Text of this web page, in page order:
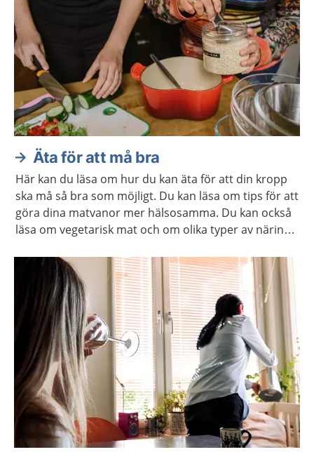
Äta för att må bra
Här kan du läsa om hur du kan äta för att din kropp
ska må så bra som möjligt. Du kan läsa om tips för att
göra dina matvanor mer hälsosamma. Du kan också
läsa om vegetarisk mat och om olika typer av näring